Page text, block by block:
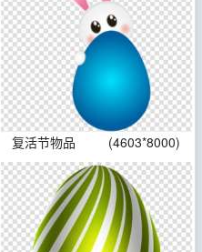
复活节物品 (4603*8000)